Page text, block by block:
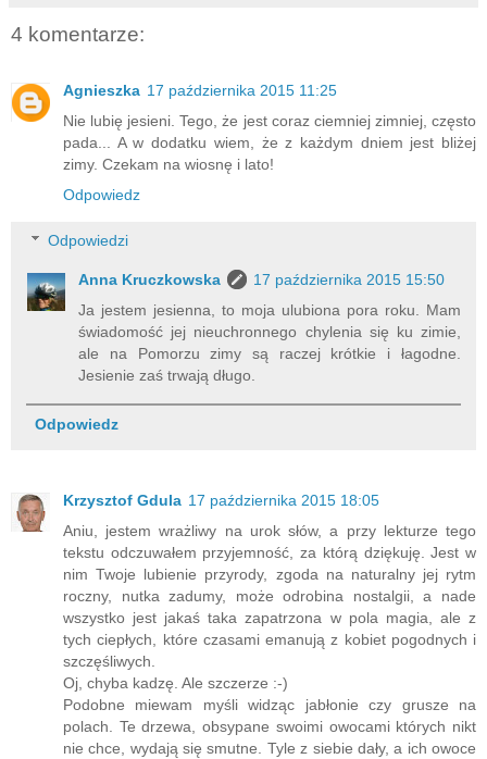
4 komentarze:
Agnieszka 17 października 2015 11:25
Nie lubię jesieni. Tego, że jest coraz ciemniej zimniej, często
pada... A w dodatku wiem, że z każdym dniem jest bliżej
zimy. Czekam na wiosnę i lato!
Odpowiedz
Odpowiedzi
Anna Kruczkowska
17 października 2015 15:50
Ja jestem jesienna, to moja ulubiona pora roku. Mam
świadomość jej nieuchronnego chylenia się ku zimie,
ale na Pomorzu zimy są raczej krótkie i łagodne.
Jesienie zaś trwają długo.
Odpowiedz
Krzysztof Gdula 17 października 2015 18:05
Aniu, jestem wrażliwy na urok słów, a przy lekturze tego
tekstu odczuwałem przyjemność, za którą dziękuję. Jest w
nim Twoje lubienie przyrody, zgoda na naturalny jej rytm
roczny, nutka zadumy, może odrobina nostalgii, a nade
wszystko jest jakaś taka zapatrzona w pola magia, ale z
tych ciepłych, które czasami emanują z kobiet pogodnych i
szczęśliwych.
Oj, chyba kadzę. Ale szczerze :-)
Podobne miewam myśli widząc jabłonie czy grusze na
polach. Te drzewa, obsypane swoimi owocami których nikt
nie chce, wydają się smutne. Tyle z siebie dały, a ich owoce